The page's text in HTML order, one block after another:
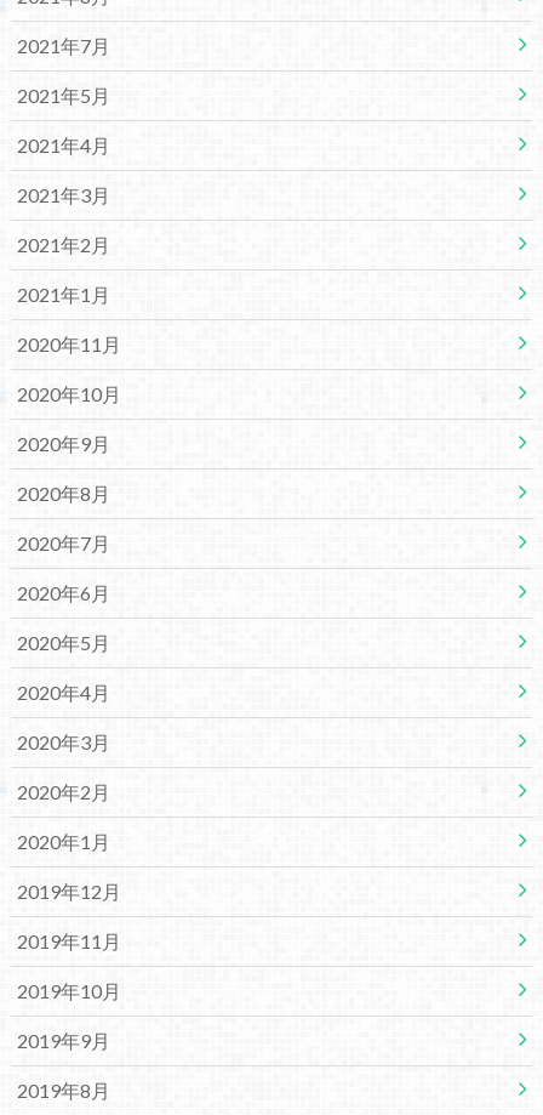
2021年7月
2021年5月
2021年4月
2021年3月
2021年2月
2021年1月
2020年11月
2020年10月
2020年9月
2020年8月
2020年7月
2020年6月
2020年5月
2020年4月
2020年3月
2020年2月
2020年1月
2019年12月
2019年11月
2019年10月
2019年9月
2019年8月